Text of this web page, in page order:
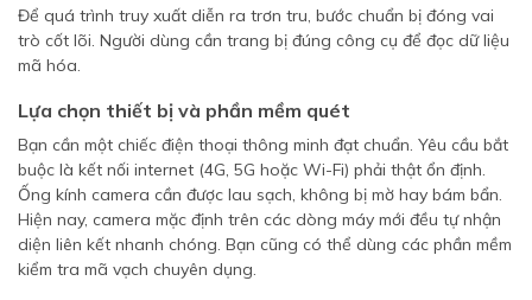
Để quá trình truy xuất diễn ra trơn tru, bước chuẩn bị đóng vai
trò cốt lõi. Người dùng cần trang bị đúng công cụ để đọc dữ liệu
mã hóa.
Lựa chọn thiết bị và phần mềm quét
Bạn cần một chiếc điện thoại thông minh đạt chuẩn. Yêu cầu bắt
buộc là kết nối internet (4G, 5G hoặc Wi-Fi) phải thật ổn định.
Ống kính camera cần được lau sạch, không bị mờ hay bám bẩn.
Hiện nay, camera mặc định trên các dòng máy mới đều tự nhận
diện liên kết nhanh chóng. Bạn cũng có thể dùng các phần mềm
kiểm tra mã vạch chuyên dụng.